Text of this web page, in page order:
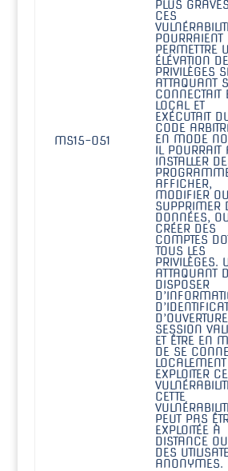
MS15-051
PLUS
CES
POURRAIENT
PERMETTRE
ÉLÉVATION DE
PRIVILÈGES
ATTAQUANT
CONNECTAIT
LOCAL ET
EXÉCUTAIT
CODE
EN MODE
IL POURRAIT
INSTALLER
AFFICHER,
MODIFIER OU
SUPPRIMER
DONNÉES,
CRÉER DES
COMPTES
TOUS LES
PRIVILÈGES.
ATTAQUANT
DISPOSER
SESSION
ET ÊTRE EN
DE SE
EXPLOITER
CETTE
PEUT PAS
EXPLOITÉE À
DISTANCE
DES
ANONYMES.